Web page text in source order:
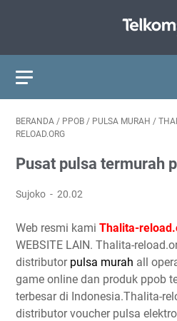
BERANDA / PPOB / PULSA MURAH /
RELOAD.ORG
Pusat pulsa termurah
Sujoko 20.02
Web resmi kami Thalita-
WEBSITE LAIN. Thalita-
distributor pulsa murah all
game online dan produk ppob
terbesar di Indonesia.Thalita-
distributor voucher pulsa